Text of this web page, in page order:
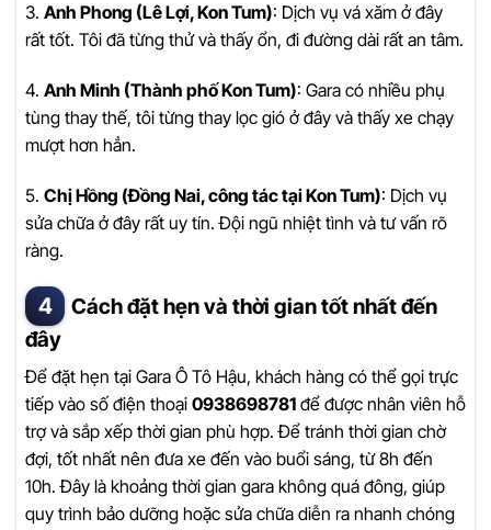
3. Anh Phong (Lê Lợi, Kon Tum): Dịch vụ vá xăm ở đây
rất tốt. Tôi đã từng thử và thấy ổn, đi đường dài rất an tâm.
4. Anh Minh (Thành phố Kon Tum): Gara có nhiều phụ
tùng thay thế, tôi từng thay lọc gió ở đây và thấy xe chạy
mượt hơn hẳn.
5. Chị Hồng (Đồng Nai, công tác tại Kon Tum): Dịch vụ
sửa chữa ở đây rất uy tín. Đội ngũ nhiệt tình và tư vấn rõ
ràng.
Cách đặt hẹn và thời gian tốt nhất đến
đây
Để đặt hẹn tại Gara Ô Tô Hậu, khách hàng có thể gọi trực
tiếp vào số điện thoại 0938698781 để được nhân viên hỗ
trợ và sắp xếp thời gian phù hợp. Để tránh thời gian chờ
đợi, tốt nhất nên đưa xe đến vào buổi sáng, từ 8h đến
10h. Đây là khoảng thời gian gara không quá đông, giúp
quy trình bảo dưỡng hoặc sửa chữa diễn ra nhanh chóng